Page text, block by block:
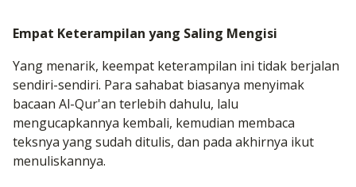
Empat Keterampilan yang Saling Mengisi
Yang menarik, keempat keterampilan ini tidak berjalan
sendiri-sendiri. Para sahabat biasanya menyimak
bacaan Al-Qur'an terlebih dahulu, lalu
mengucapkannya kembali, kemudian membaca
teksnya yang sudah ditulis, dan pada akhirnya ikut
menuliskannya.